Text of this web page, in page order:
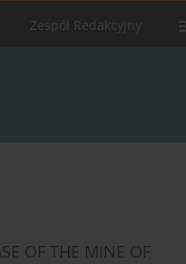
Zespół Redakcyjny
OF THE MINE OF